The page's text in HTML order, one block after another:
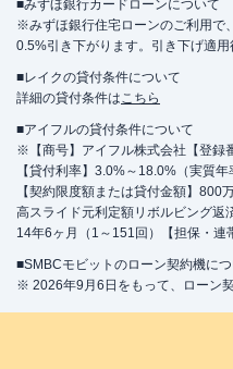
■みずほ銀行カードローンについて
※みずほ銀行住宅ローンのご利用で
0.5%引き下がります。引き下げ適
■レイクの貸付条件について
詳細の貸付条件はこちら
■アイフルの貸付条件について
※【商号】アイフル株式会社【登録
【貸付利率】3.0%～18.0%（実質
【契約限度額または貸付金額】800
高スライド元利定額リボルビング返
14年6ヶ月（1～151回）【担保・連
■SMBCモビットのローン契約機に
※ 2026年9月6日をもって、ローン